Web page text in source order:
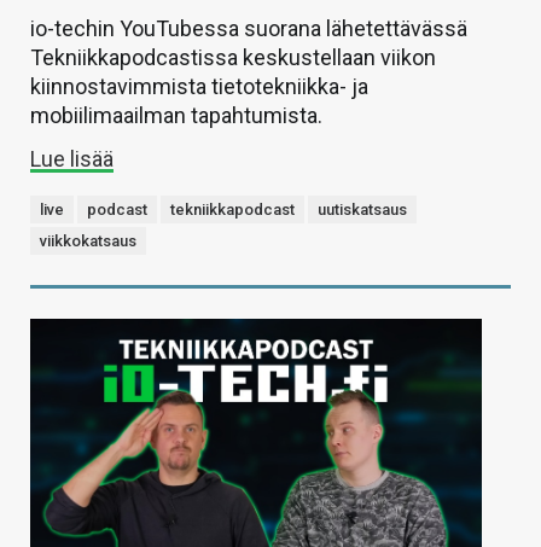
io-techin YouTubessa suorana lähetettävässä
Tekniikkapodcastissa keskustellaan viikon
kiinnostavimmista tietotekniikka- ja
mobiilimaailman tapahtumista.
Lue lisää
live podcast tekniikkapodcast
uutiskatsaus
viikkokatsaus